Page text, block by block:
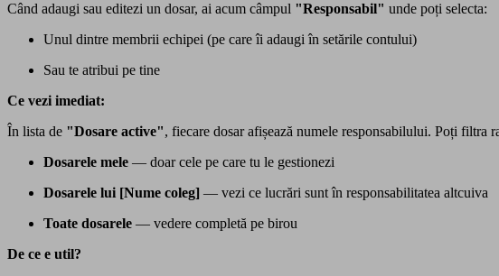
Când adaugi sau editezi un dosar, ai acum câmpul "Responsabil" unde poți selecta:
Unul dintre membrii echipei (pe care îi adaugi în setările contului)
Sau te atribui pe tine
Ce vezi imediat:
În lista de "Dosare active", fiecare dosar afișează numele responsabilului. Poți filtra
Dosarele mele — doar cele pe care tu le gestionezi
Dosarele lui [Nume coleg] — vezi ce lucrări sunt în responsabilitatea altcuiva
Toate dosarele — vedere completă pe birou
De ce e util?